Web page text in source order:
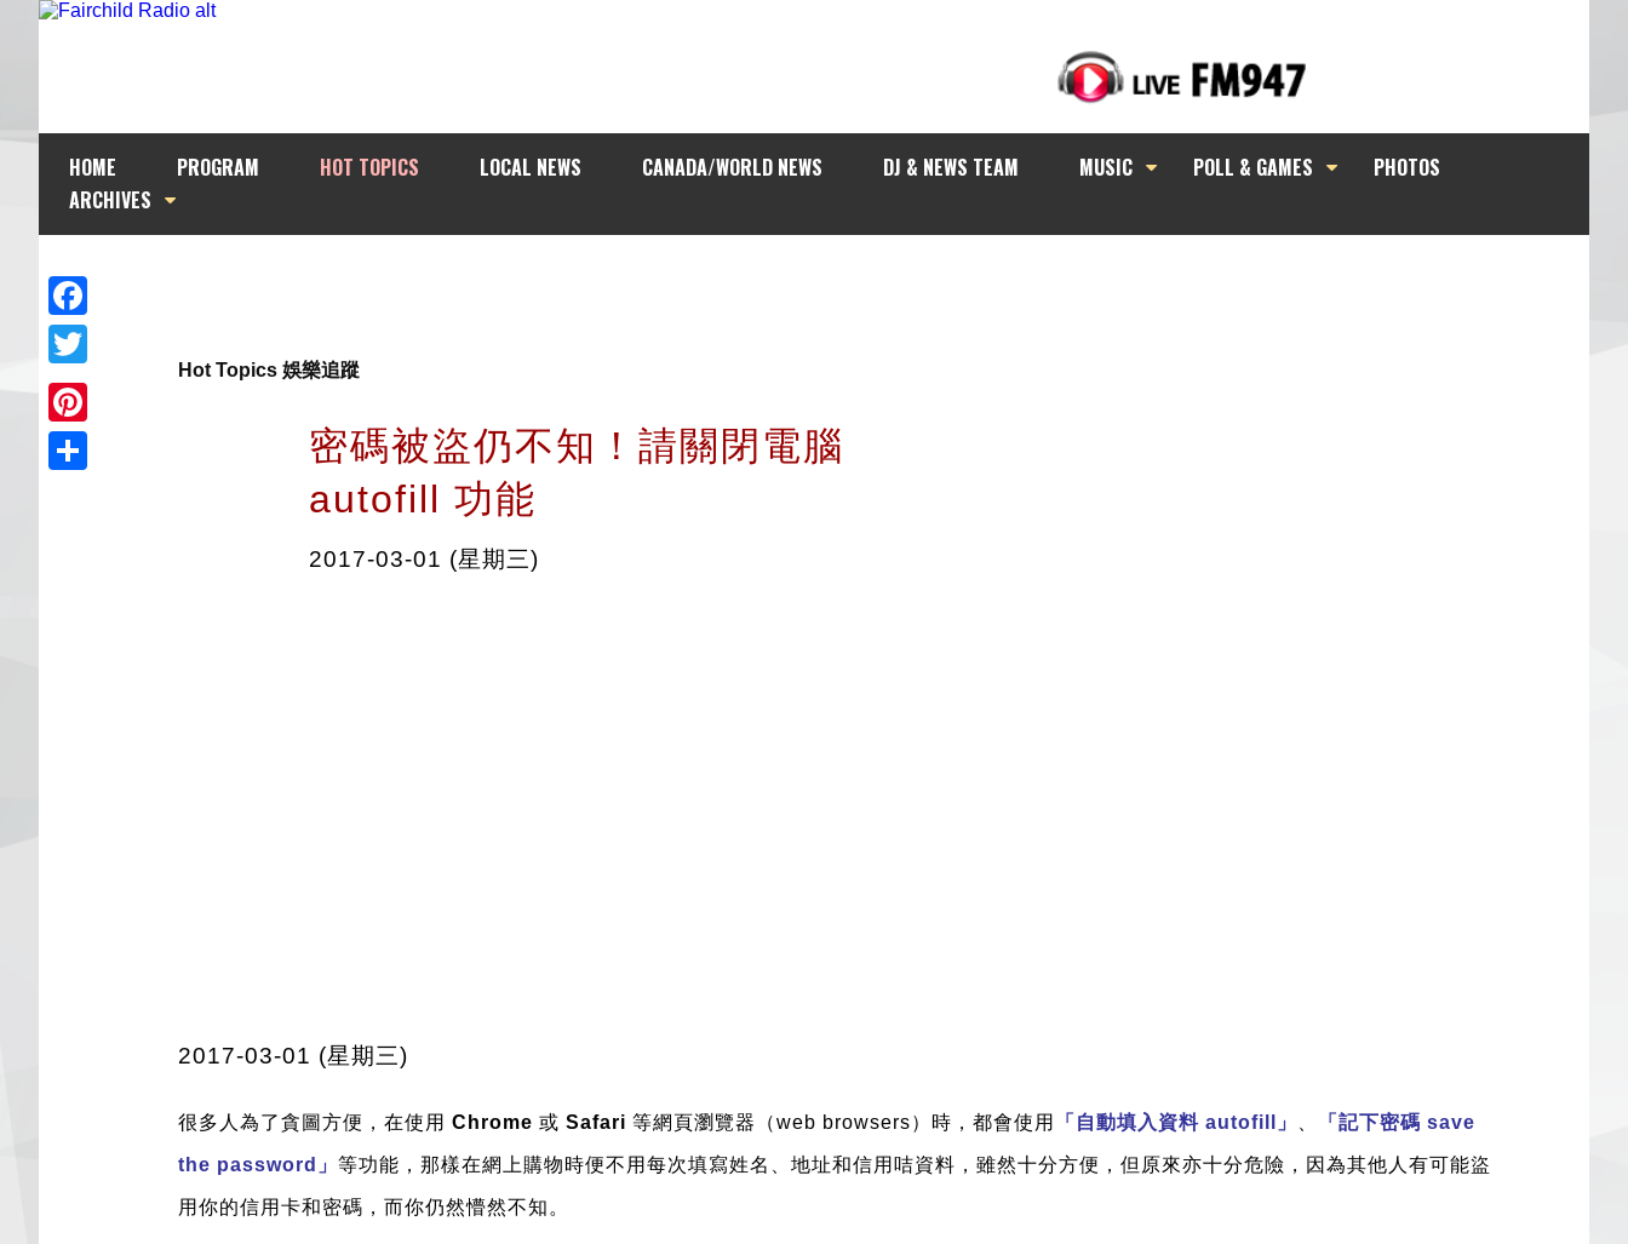
HOME PROGRAM HOT TOPICS LOCAL NEWS CANADA/WORLD NEWS DJ & NEWS TEAM MUSIC POLL & GAMES
PHOTOS
ARCHIVES
Facebook
Twitter
Pinterest
Hot Topics 娛樂追蹤
密碼被盜仍不知！請關閉電腦
autofill 功能
2017-03-01 (星期三)
2017-03-01 (星期三)
很多人為了貪圖方便，在使用 Chrome 或 Safari 等網頁瀏覽器（web browsers）時，都會使用 「自動填入資料 autofill」 「記下密碼 save
the password」 等功能，那樣在網上購物時便不用每次填寫姓名、地址和信用咭資料，雖然十分方便，但原來亦十分危險，因為其他人有可能盜
用你的信用卡和密碼，而你仍然懵然不知。